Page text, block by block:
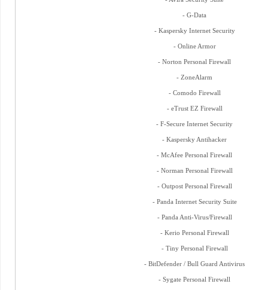
- G-Data
- Kaspersky Internet Security
- Online Armor
- Norton Personal Firewall
- ZoneAlarm
- Comodo Firewall
- eTrust EZ Firewall
- F-Secure Internet Security
- Kaspersky Antihacker
- McAfee Personal Firewall
- Norman Personal Firewall
- Outpost Personal Firewall
- Panda Internet Security Suite
- Panda Anti-Virus/Firewall
- Kerio Personal Firewall
- Tiny Personal Firewall
- BitDefender / Bull Guard Antivirus
- Sygate Personal Firewall